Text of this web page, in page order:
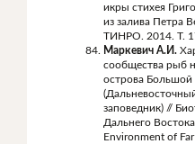
икры стихея
из залива Петра
ТИНРО. 2014. Т.
Маркевич А.И.
сообщества рыб
острова Большой
заповедник) //
Дальнего
Environment of